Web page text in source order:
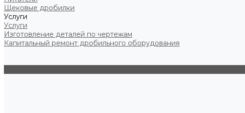
Щековые дробилки
Услуги
Услуги
Изготовление деталей по чертежам
Капитальный ремонт дробильного оборудования